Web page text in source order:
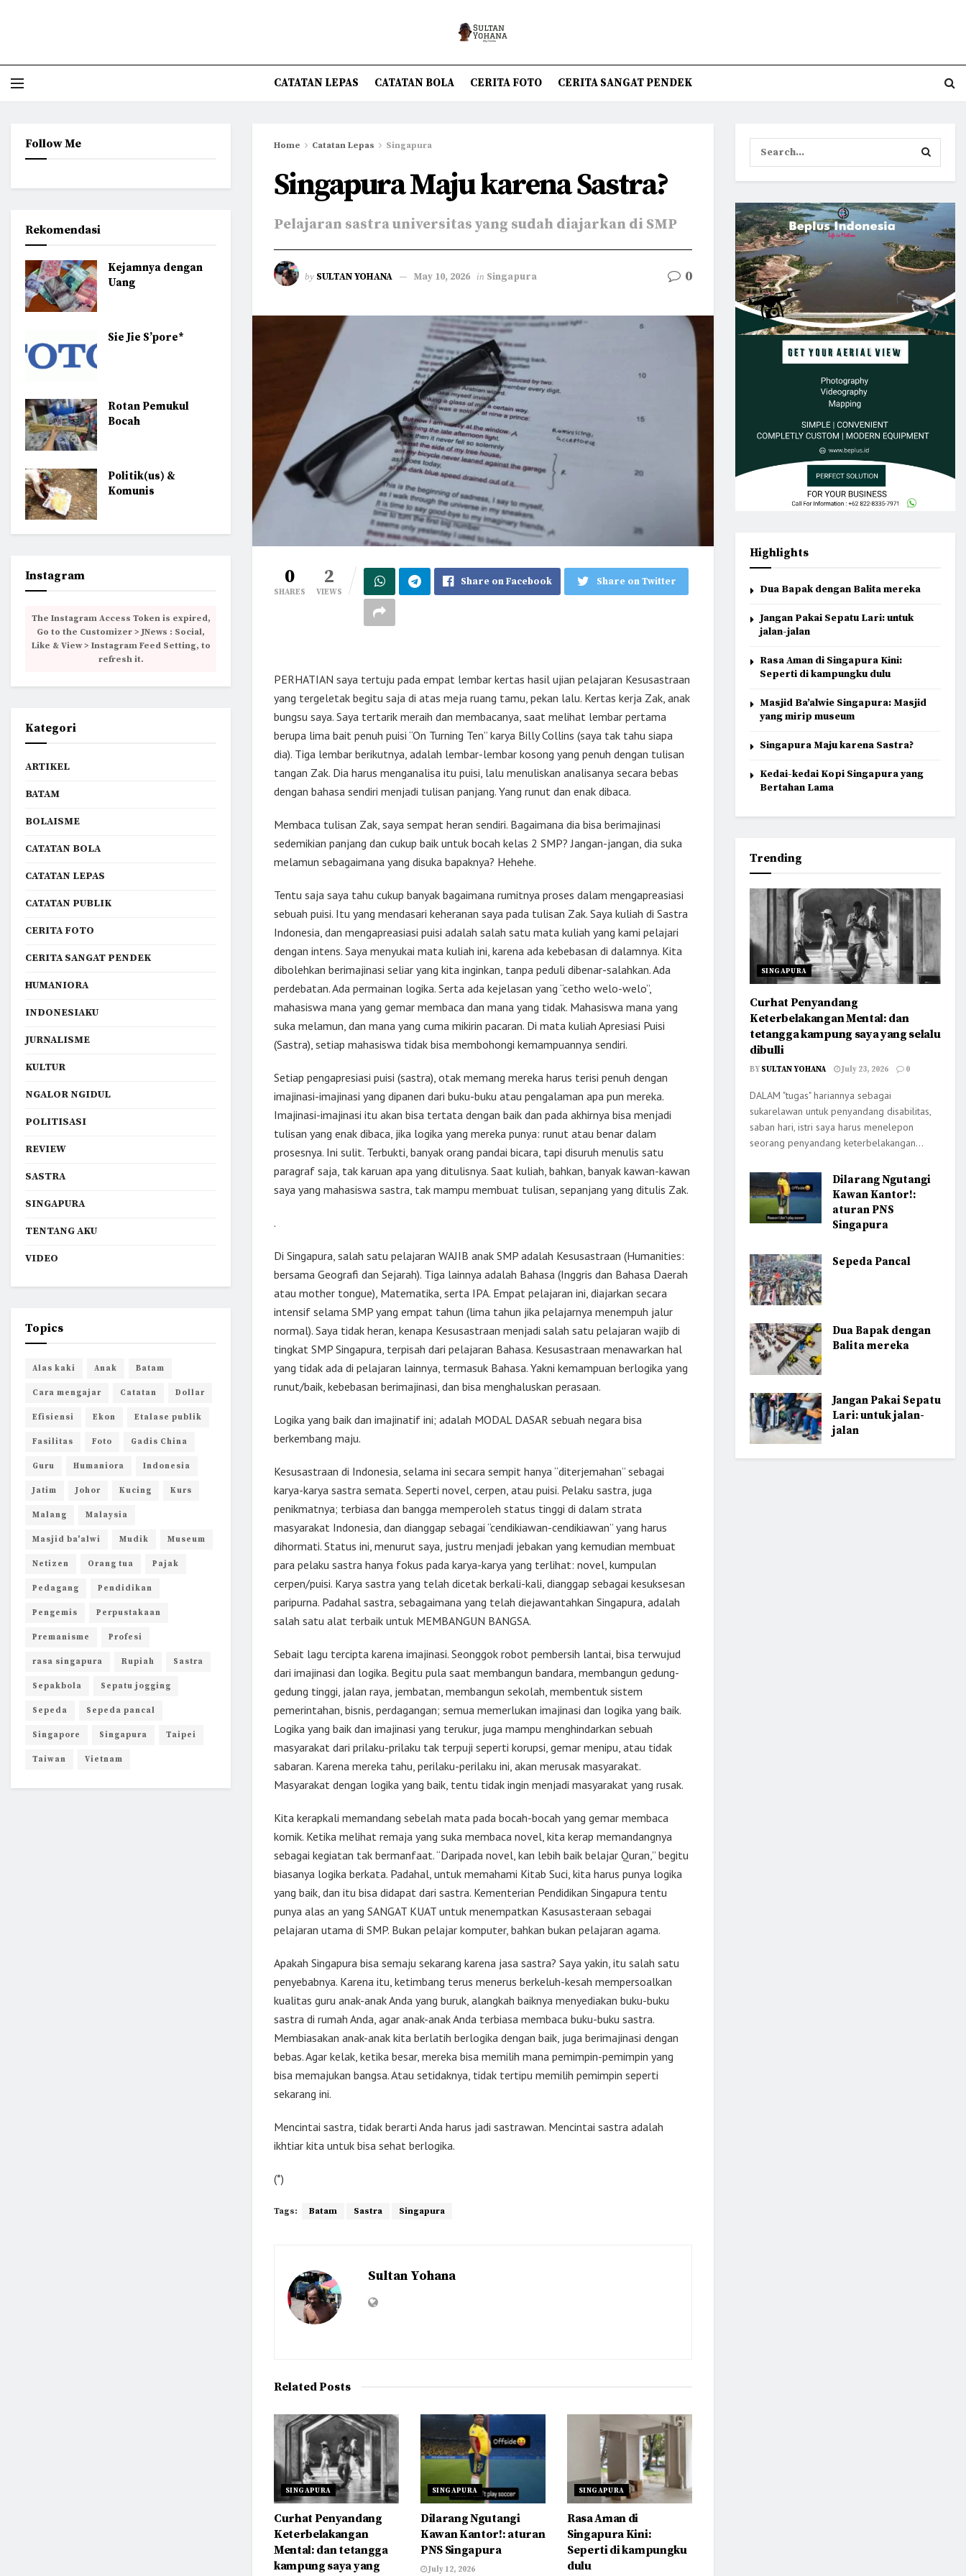
CATATAN LEPAS CATATAN BOLA CERITA FOTO CERITA SANGAT PENDEK
Home Catatan Lepas Singapura
Singapura Maju karena Sastra?
Pelajaran sastra universitas yang sudah diajarkan di SMP
by SULTAN YOHANA May 10, 2026 in Singapura 0
0
SHARES
2
VIEWS
Share on Facebook Share on Twitter
PERHATIAN saya tertuju pada empat lembar kertas hasil ujian pelajaran Kesusastraan
yang tergeletak begitu saja di atas meja ruang tamu, pekan lalu. Kertas kerja Zak, anak
bungsu saya. Saya tertarik meraih dan membacanya, saat melihat lembar pertama
berupa lima bait penuh puisi “On Turning Ten” karya Billy Collins (saya tak tahu siapa
dia). Tiga lembar berikutnya, adalah lembar-lembar kosong yang penuh dengan tulisan
tangan Zak. Dia harus menganalisa itu puisi, lalu menuliskan analisanya secara bebas
dengan bahasa sendiri menjadi tulisan panjang. Yang runut dan enak dibaca.
Membaca tulisan Zak, saya sempat heran sendiri. Bagaimana dia bisa berimajinasi
sedemikian panjang dan cukup baik untuk bocah kelas 2 SMP? Jangan-jangan, dia suka
melamun sebagaimana yang disuka bapaknya? Hehehe.
Tentu saja saya tahu cukup banyak bagaimana rumitnya proses dalam mengapreasiasi
sebuah puisi. Itu yang mendasari keheranan saya pada tulisan Zak. Saya kuliah di Sastra
Indonesia, dan mengapreasiasi puisi adalah salah satu mata kuliah yang kami pelajari
dengan intens. Saya menyukai mata kuliah ini, karena ada kebebasan di dalamnya. Kita
dibolehkan berimajinasi seliar yang kita inginkan, tanpa peduli dibenar-salahkan. Ada
perdebatan. Ada permainan logika. Serta ada kejelasan yang “cetho welo-welo”,
mahasiswa mana yang gemar membaca dan mana yang tidak. Mahasiswa mana yang
suka melamun, dan mana yang cuma mikirin pacaran. Di mata kuliah Apresiasi Puisi
(Sastra), setiap mahasiswa tidak bisa membohongi kemampuannya sendiri.
Setiap pengapresiasi puisi (sastra), otak memang mereka harus terisi penuh dengan
imajinasi-imajinasi yang dipanen dari buku-buku atau pengalaman apa pun mereka.
Imajinasi-imajinasi itu akan bisa tertata dengan baik dan pada akhirnya bisa menjadi
tulisan yang enak dibaca, jika logika yang mereka punya: runut atau benar dalam
prosesnya. Ini sulit. Terbukti, banyak orang pandai bicara, tapi disuruh menulis satu
paragraf saja, tak karuan apa yang ditulisnya. Saat kuliah, bahkan, banyak kawan-kawan
saya yang mahasiswa sastra, tak mampu membuat tulisan, sepanjang yang ditulis Zak.
.
Di Singapura, salah satu pelajaran WAJIB anak SMP adalah Kesusastraan (Humanities:
bersama Geografi dan Sejarah). Tiga lainnya adalah Bahasa (Inggris dan Bahasa Daerah
atau mother tongue), Matematika, serta IPA. Empat pelajaran ini, diajarkan secara
intensif selama SMP yang empat tahun (lima tahun jika pelajarnya menempuh jalur
normal). Saya tidak heran, kenapa Kesusastraan menjadi salah satu pelajaran wajib di
tingkat SMP Singapura, terpisah dari pelajaran Bahasa. Kesusastraan menawarkan hal
yang tidak ada di pelajaran lainnya, termasuk Bahasa. Yakni kemampuan berlogika yang
runut/baik, kebebasan berimajinasi, dan bisa menghaluskan perasaan.
Logika yang baik dan imajinatif ini; adalah MODAL DASAR sebuah negara bisa
berkembang maju.
Kesusastraan di Indonesia, selama ini secara sempit hanya “diterjemahan” sebagai
karya-karya sastra semata. Seperti novel, cerpen, atau puisi. Pelaku sastra, juga
penikmatnya; terbiasa dan bangga memperoleh status tinggi di dalam strata
masyarakat Indonesia, dan dianggap sebagai “cendikiawan-cendikiawan” yang harus
dihormati. Status ini, menurut saya, justru menjadi jebakan yang kemudian membuat
para pelaku sastra hanya fokus pada karya-karya yang terlihat: novel, kumpulan
cerpen/puisi. Karya sastra yang telah dicetak berkali-kali, dianggap sebagai kesuksesan
paripurna. Padahal sastra, sebagaimana yang telah diejawantahkan Singapura, adalah
salah satu alat terbaik untuk MEMBANGUN BANGSA.
Sebait lagu tercipta karena imajinasi. Seonggok robot pembersih lantai, bisa terwujud
dari imajinasi dan logika. Begitu pula saat membangun bandara, membangun gedung-
gedung tinggi, jalan raya, jembatan, membangun sekolah, membentuk sistem
pemerintahan, bisnis, perdagangan; semua memerlukan imajinasi dan logika yang baik.
Logika yang baik dan imajinasi yang terukur, juga mampu menghindarkan sebuah
masyarakat dari prilaku-prilaku tak terpuji seperti korupsi, gemar menipu, atau tidak
sabaran. Karena mereka tahu, perilaku-perilaku ini, akan merusak masyarakat.
Masyarakat dengan logika yang baik, tentu tidak ingin menjadi masyarakat yang rusak.
Kita kerapkali memandang sebelah mata pada bocah-bocah yang gemar membaca
komik. Ketika melihat remaja yang suka membaca novel, kita kerap memandangnya
sebagai kegiatan tak bermanfaat. “Daripada novel, kan lebih baik belajar Quran,” begitu
biasanya logika berkata. Padahal, untuk memahami Kitab Suci, kita harus punya logika
yang baik, dan itu bisa didapat dari sastra. Kementerian Pendidikan Singapura tentu
punya alas an yang SANGAT KUAT untuk menempatkan Kasusasteraan sebagai
pelajaran utama di SMP. Bukan pelajar komputer, bahkan bukan pelajaran agama.
Apakah Singapura bisa semaju sekarang karena jasa sastra? Saya yakin, itu salah satu
penyebabnya. Karena itu, ketimbang terus menerus berkeluh-kesah mempersoalkan
kualitas guru anak-anak Anda yang buruk, alangkah baiknya menyediakan buku-buku
sastra di rumah Anda, agar anak-anak Anda terbiasa membaca buku-buku sastra.
Membiasakan anak-anak kita berlatih berlogika dengan baik, juga berimajinasi dengan
bebas. Agar kelak, ketika besar, mereka bisa memilih mana pemimpin-pemimpin yang
bisa memajukan bangsa. Atau setidaknya, tidak tertipu memilih pemimpin seperti
sekarang ini.
Mencintai sastra, tidak berarti Anda harus jadi sastrawan. Mencintai sastra adalah
ikhtiar kita untuk bisa sehat berlogika.
(*)
Tags: Batam Sastra Singapura
Sultan Yohana
RelatedPosts
SINGAPURA
Curhat Penyandang
Keterbelakangan
Mental: dan tetangga
kampung saya yang
SINGAPURA
Dilarang Ngutangi
Kawan Kantor!: aturan
PNS Singapura
July 12, 2026
SINGAPURA
Rasa Aman di
Singapura Kini:
Seperti di kampungku
dulu
Follow Me
Rekomendasi
Kejamnya dengan
Uang
Sie Jie S’pore*
Rotan Pemukul
Bocah
Politik(us) &
Komunis
Instagram
The Instagram Access Token is expired,
Go to the Customizer > JNews : Social,
Like & View > Instagram Feed Setting, to
refresh it.
Kategori
ARTIKEL
BATAM
BOLAISME
CATATAN BOLA
CATATAN LEPAS
CATATAN PUBLIK
CERITA FOTO
CERITA SANGAT PENDEK
HUMANIORA
INDONESIAKU
JURNALISME
KULTUR
NGALOR NGIDUL
POLITISASI
REVIEW
SASTRA
SINGAPURA
TENTANG AKU
VIDEO
Topics
Alas kaki Anak Batam
Cara mengajar Catatan Dollar
Efisiensi Ekon Etalase publik
Fasilitas Foto Gadis China
Guru Humaniora Indonesia
Jatim Johor Kucing Kurs
Malang Malaysia
Masjid ba'alwi Mudik Museum
Netizen Orang tua Pajak
Pedagang Pendidikan
Pengemis Perpustakaan
Premanisme Profesi
rasa singapura Rupiah Sastra
Sepakbola Sepatu jogging
Sepeda Sepeda pancal
Singapore Singapura Taipei
Taiwan Vietnam
Highlights
Dua Bapak dengan Balita mereka
Jangan Pakai Sepatu Lari: untuk
jalan-jalan
Rasa Aman di Singapura Kini:
Seperti di kampungku dulu
Masjid Ba’alwie Singapura: Masjid
yang mirip museum
Singapura Maju karena Sastra?
Kedai-kedai Kopi Singapura yang
Bertahan Lama
Trending
SINGAPURA
Curhat Penyandang
Keterbelakangan Mental: dan
tetangga kampung saya yang selalu
dibulli
BY SULTAN YOHANA July 23, 2026 0
DALAM "tugas" hariannya sebagai
sukarelawan untuk penyandang disabilitas,
saban hari, istri saya harus menelepon
seorang penyandang keterbelakangan...
Dilarang Ngutangi
Kawan Kantor!:
aturan PNS
Singapura
Sepeda Pancal
Dua Bapak dengan
Balita mereka
Jangan Pakai Sepatu
Lari: untuk jalan-
jalan